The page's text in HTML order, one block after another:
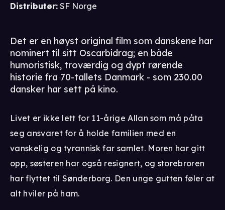
men frarådes underårige grunnet enkelte scener
Distributør: SF Norge
Det er en høyst original film som danskene har
nominert til sitt Oscarbidrag; en både
humoristisk, troværdig og dypt rørende
historie fra 70-tallets Danmark - som 230.00
dansker har sett på kino.
Livet er ikke lett for 11-årige Allan som må påta
seg ansvaret for å holde familien med en
vanskelig og tyrannisk far samlet. Moren har gitt
opp, søsteren har også resignert, og storebroren
har flyttet til Sønderborg. Den unge gutten føler at
alt hviler på ham.